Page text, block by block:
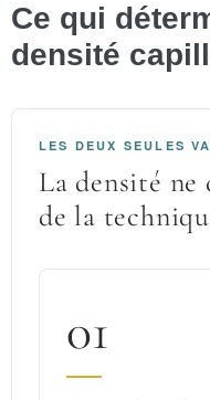
Ce qui
densité
LES DEUX SEULES
La densité ne
de la
01